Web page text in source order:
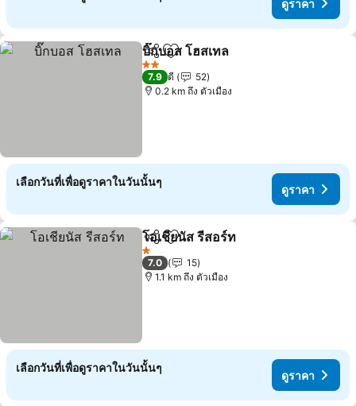
ดูราคา
แชร์ เพิ่มในรายการโปรด
บิ๊กบอส โฮสเทล
2 ดาว
7.9 ดี
52
0.2 km ถึง ตัวเมือง
เลือกวันที่เพื่อดูราคาในวันนั้นๆ
ดูราคา
แชร์ เพิ่มในรายการโปรด
โอเชียนัส รีสอร์ท
1 ดาว
7.0
15
1.1 km ถึง ตัวเมือง
เลือกวันที่เพื่อดูราคาในวันนั้นๆ
ดูราคา